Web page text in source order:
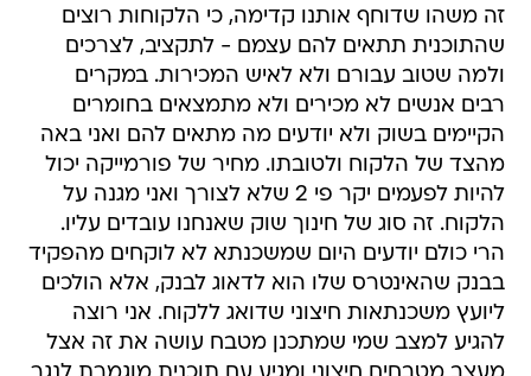
זה משהו שדוחף אותנו קדימה, כי הלקוחות רוצים
שהתוכנית תתאים להם עצמם - לתקציב, לצרכים
ולמה שטוב עבורם ולא לאיש המכירות. במקרים
רבים אנשים לא מכירים ולא מתמצאים בחומרים
הקיימים בשוק ולא יודעים מה מתאים להם ואני באה
מהצד של הלקוח ולטובתו. מחיר של פורמייקה יכול
להיות לפעמים יקר פי 2 שלא לצורך ואני מגנה על
הלקוח. זה סוג של חינוך שוק שאנחנו עובדים עליו.
הרי כולם יודעים היום שמשכנתא לא לוקחים מהפקיד
בבנק שהאינטרס שלו הוא לדאוג לבנק, אלא הולכים
ליועץ משכנתאות חיצוני שדואג ללקוח. אני רוצה
להגיע למצב שמי שמתכנן מטבח עושה את זה אצל